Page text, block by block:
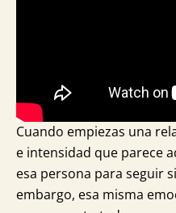
Cuando empiezas una
e intensidad que parece
esa persona para seguir
embargo, esa misma